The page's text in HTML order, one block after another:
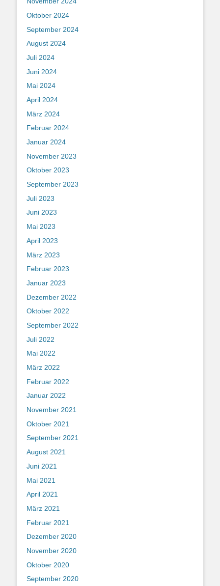
Oktober 2024
September 2024
August 2024
Juli 2024
Juni 2024
Mai 2024
April 2024
März 2024
Februar 2024
Januar 2024
November 2023
Oktober 2023
September 2023
Juli 2023
Juni 2023
Mai 2023
April 2023
März 2023
Februar 2023
Januar 2023
Dezember 2022
Oktober 2022
September 2022
Juli 2022
Mai 2022
März 2022
Februar 2022
Januar 2022
November 2021
Oktober 2021
September 2021
August 2021
Juni 2021
Mai 2021
April 2021
März 2021
Februar 2021
Dezember 2020
November 2020
Oktober 2020
September 2020